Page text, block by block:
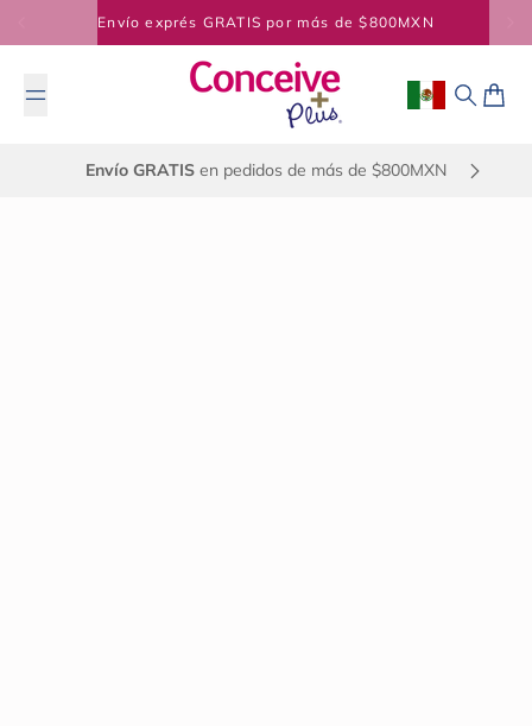
Saltar al contenidoEnvío exprés GRATIS por más de $800MXN
Geolocation
Buscar
Envío GRATIS en pedidos de más de $800MXN